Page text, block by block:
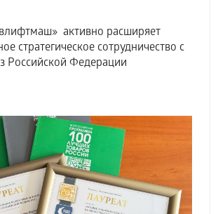
активно расширяет
стратегическое сотрудничество с
Российской Федерации